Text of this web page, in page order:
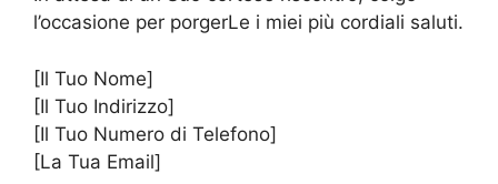
l’occasione per porgerLe i miei più cordiali saluti.
[Il Tuo Nome]
[Il Tuo Indirizzo]
[Il Tuo Numero di Telefono]
[La Tua Email]